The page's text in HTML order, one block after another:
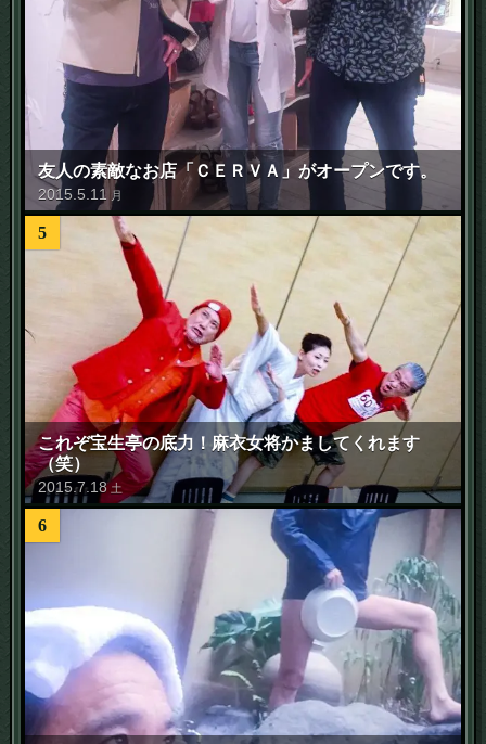
友人の素敵なお店「ＣＥＲＶＡ」がオープンです。
2015 5 11 月
5
これぞ宝生亭の底力！麻衣女将かましてくれます
（笑）
2015.7. 18 土
6